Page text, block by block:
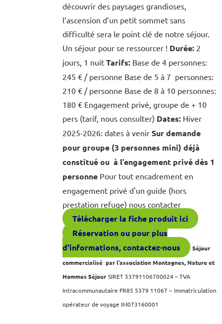
découvrir des paysages grandioses,
l’ascension d’un petit sommet sans
difficulté sera le point clé de notre séjour.
Un séjour pour se ressourcer ! Durée:2
jours, 1 nuit Tarifs:Base de 4 personnes:
245 € / personne Base de 5 à 7 personnes:
210 € / personne Base de 8 à 10 personnes:
180 € Engagement privé, groupe de + 10
pers (tarif, nous consulter) Dates:Hiver
2025-2026: dates à venir Sur demande
pour groupe (3 personnes mini) déjà
constitué ou à l’engagement privé dès 1
personnePour tout encadrement en
engagement privé d'un guide (hors
prestation refuge) nous contacter
Télécharger la fiche produit ici
Réservation ou pour plus
d'informations, contactez-nous
Séjour
commercialisé par l’association Montagnes, Nature et
Hommes Séjour SIRET 53791106700024 – TVA
Intracommunautaire FR85 5379 11067 – Immatriculation
opérateur de voyage IM073160001